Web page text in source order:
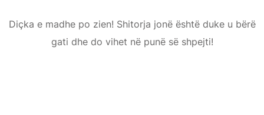
Diçka e madhe po zien! Shitorja jonë është duke u bërë
gati dhe do vihet në punë së shpejti!